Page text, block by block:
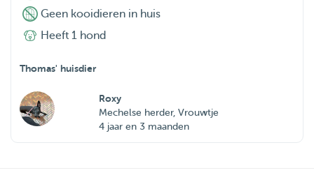
Geen kooidieren in huis
Heeft 1 hond
Thomas' huisdier
Roxy
Mechelse herder, Vrouwtje
4 jaar en 3 maanden